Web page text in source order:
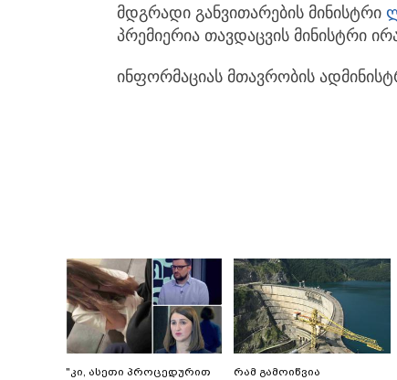
მდგრადი განვითარების მინისტრი
პრემიერია თავდაცვის მინისტრი
ინფორმაციას მთავრობის
"კი, ასეთი პროცედურით
რამ გამოიწვია